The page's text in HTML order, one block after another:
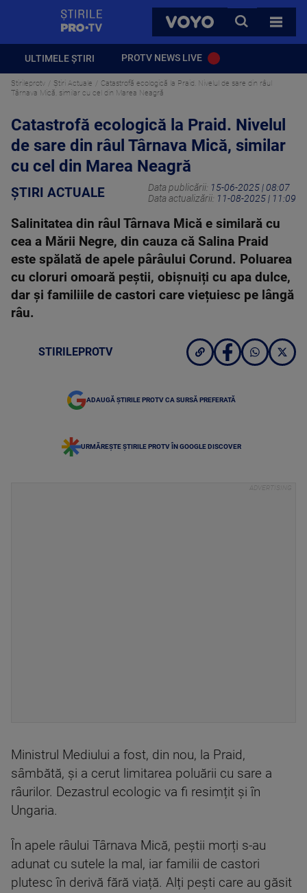
VOYO
CAUTA
TOATE
ULTIMELE ȘTIRI PROTV NEWS LIVE
Stirileprotv Știri Actuale
Catastrofă ecologică la Praid. Nivelul de sare din râul
Târnava Mică, similar cu cel din Marea Neagră
Catastrofă ecologică la Praid. Nivelul
de sare din râul Târnava Mică, similar
cu cel din Marea Neagră
ȘTIRI ACTUALE Data publicării: 15-06-2025 | 08:07
Data actualizării: 11-08-2025 | 11:09
Salinitatea din râul Târnava Mică e similară cu
cea a Mării Negre, din cauza că Salina Praid
este spălată de apele pârâului Corund. Poluarea
cu cloruri omoară peștii, obișnuiți cu apa dulce,
dar și familiile de castori care viețuiesc pe lângă
râu.
STIRILEPROTV
ADAUGĂ ȘTIRILE PROTV CA SURSĂ PREFERATĂ
URMĂREȘTE ȘTIRILE PROTV ÎN GOOGLE DISCOVER
Ministrul Mediului a fost, din nou, la Praid,
sâmbătă, și a cerut limitarea poluării cu sare a
râurilor. Dezastrul ecologic va fi resimțit și în
Ungaria.
În apele râului Târnava Mică, peștii morți s-au
adunat cu sutele la mal, iar familii de castori
plutesc în derivă fără viață. Alți pești care au găsit